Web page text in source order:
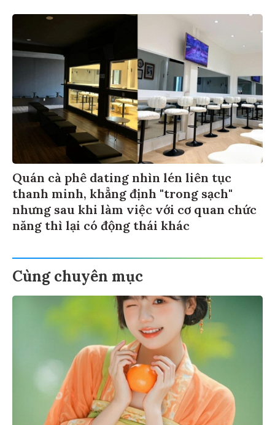
Quán cà phê dating nhìn lén liên tục
thanh minh, khẳng định "trong sạch"
nhưng sau khi làm việc với cơ quan chức
năng thì lại có động thái khác
Cùng chuyên mục